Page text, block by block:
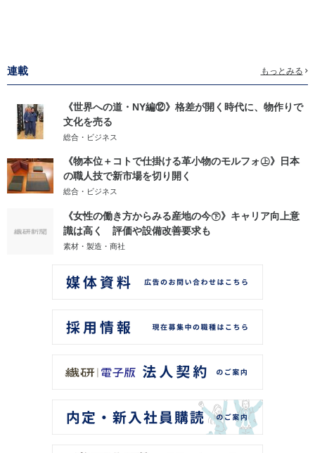
連載 もっとみる
《世界への道・NY編⑫》格差が開く時代に、物作りで
文化を売る
総合・ビジネス
《物本位＋コトで仕掛ける革小物のモルフォ㊤》日本
の職人技で新市場を切り開く
総合・ビジネス
《女性の働き方からみる産地の今㊦》キャリア向上意
識は高く 評価や設備改善要求も
素材・製造・商社